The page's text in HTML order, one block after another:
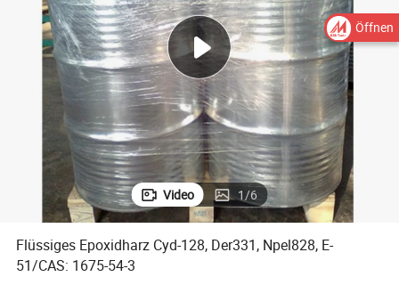
Video 1/6
Flüssiges Epoxidharz Cyd-128, Der331, Npel828, E-
51/CAS: 1675-54-3
Öffnen